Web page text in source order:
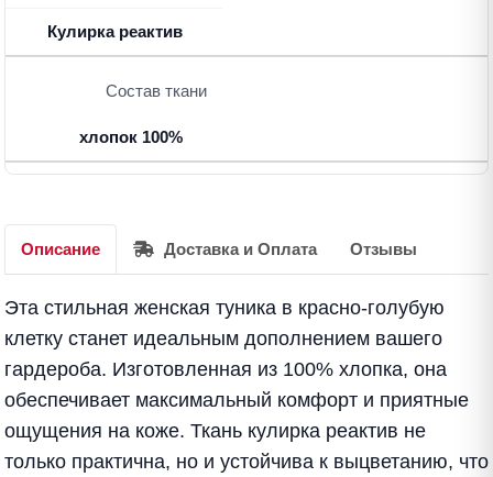
Кулирка реактив
Состав ткани
хлопок 100%
Описание Доставка и Оплата Отзывы
Эта стильная женская туника в красно-голубую
клетку станет идеальным дополнением вашего
гардероба. Изготовленная из 100% хлопка, она
обеспечивает максимальный комфорт и приятные
ощущения на коже. Ткань кулирка реактив не
только практична, но и устойчива к выцветанию, что